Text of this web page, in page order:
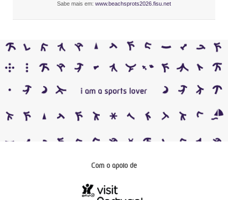
Sabe mais em: www.beachsprots2026.fisu.net
Com o apoio de